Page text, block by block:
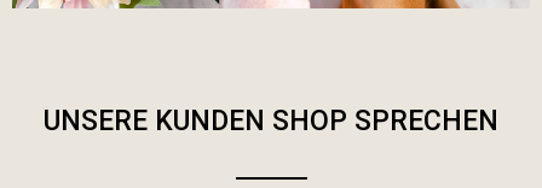
UNSERE KUNDEN SHOP SPRECHEN